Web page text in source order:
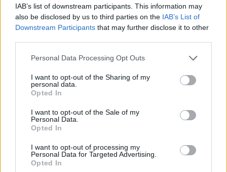
IAB’s list of downstream participants. This information may
also be disclosed by us to third parties on the IAB’s List of
Downstream Participants that may further disclose it to other
Please note that this website/app uses one or more Google
not limited to your visit or usage behaviour. You may click to
grant or deny consent to Google and its third-party tags to
use your data for below specified purposes in below Google
consent section.
Personal Data Processing Opt Outs
I want to opt-out of the Sharing of my
personal data.
Opted In
I want to opt-out of the Sale of my
Personal Data.
Opted In
I want to opt-out of processing my
Personal Data for Targeted Advertising.
Opted In
«Η Valve κάνει ορισμένα καινοτόμα πράγματα»,
δήλωσε ο Mattrick. «Η κλίμακα των προϊόντων και
πραγμάτων που έρχονται στην αγορά είναι πιθανόν